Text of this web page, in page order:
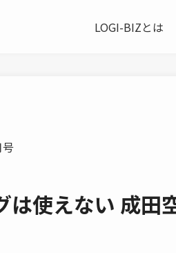
LOGI-BIZとは
は使えない 成